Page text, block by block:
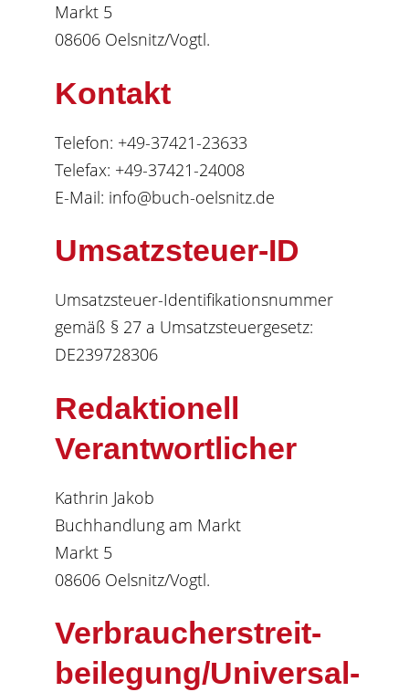
Markt 5
08606 Oelsnitz/Vogtl.
Kontakt
Telefon: +49-37421-23633
Telefax: +49-37421-24008
E-Mail: info@buch-oelsnitz.de
Umsatzsteuer-ID
Umsatzsteuer-Identifikationsnummer
gemäß § 27 a Umsatzsteuergesetz:
DE239728306
Redaktionell
Verantwortlicher
Kathrin Jakob
Buchhandlung am Markt
Markt 5
08606 Oelsnitz/Vogtl.
Verbraucher­streit­
beilegung/Universal­